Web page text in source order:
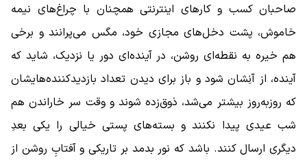
صاحبان کسب و کارهای اینترنتی همچنان با چراغ‌های نیمه
خاموش، پشت دخل‌های مجازی خود، مگس می‌پرانند و برخی
هم خیره به نقطه‌ای روشن، در آینده‌ای دور یا نزدیک، شاید که
آینده، از آنِشان شود و باز برای دیدن تعداد بازدیدکننده‌هایشان
که روزبه‌روز بیشتر می‌شد، ذوق‌زده شوند و وقت سر خاراندن هم
شب عیدی پیدا نکنند و بسته‌های پستی خیالی را یکی بعدِ
دیگری ارسال کنند. باشد که نور بدمد بر تاریکی و آفتابِ روشن از